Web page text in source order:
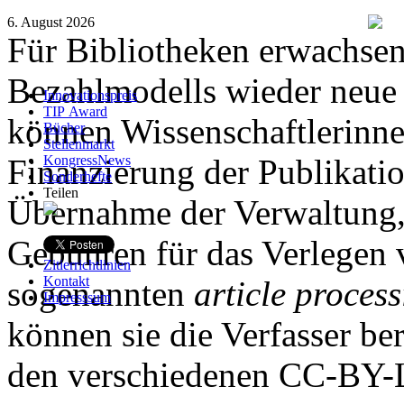
6. August 2026
Innovationspreis
TIP Award
Bücher
Stellenmarkt
KongressNews
Sonderhefte
Teilen
Zitierrichtlinien
Kontakt
Impresssum
Für Bibliotheken
Bezahlmodells wieder
können
Finanzierung der
Übernahme der
Gebühren für das
sogenannten article
können sie die Verfasser
den verschiedenen CC-